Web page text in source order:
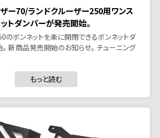
ー70/ランドクルーザー250用ワンス
トダンパーが発売開始。
のボンネットを楽に開閉できるボンネットダ
新商品発売開始のお知らせ。 チューニング
もっと読む